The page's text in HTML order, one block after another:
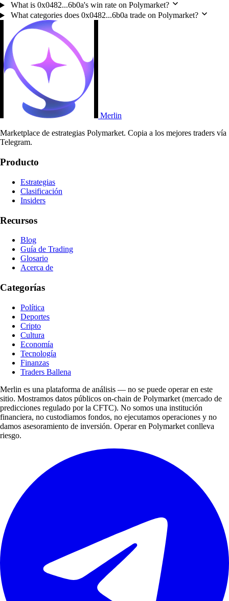
What is 0x0482...6b0a's win rate on Polymarket?
What categories does 0x0482...6b0a trade on Polymarket?
Merlin
Marketplace de estrategias Polymarket. Copia a los mejores traders vía
Telegram.
Producto
Estrategias
Clasificación
Insiders
Recursos
Blog
Guía de Trading
Glosario
Acerca de
Categorías
Política
Deportes
Cripto
Cultura
Economía
Tecnología
Finanzas
Traders Ballena
Merlin es una plataforma de análisis — no se puede operar en este
sitio. Mostramos datos públicos on-chain de Polymarket (mercado de
predicciones regulado por la CFTC). No somos una institución
financiera, no custodiamos fondos, no ejecutamos operaciones y no
damos asesoramiento de inversión. Operar en Polymarket conlleva
riesgo.